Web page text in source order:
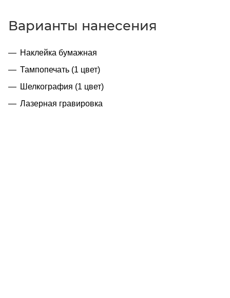
Варианты нанесения
Наклейка бумажная
Тампопечать (1 цвет)
Шелкография (1 цвет)
Лазерная гравировка